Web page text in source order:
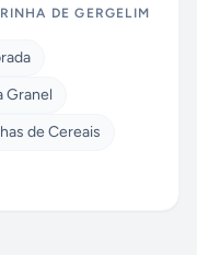
DE GERGELIM
Granel
de Cereais